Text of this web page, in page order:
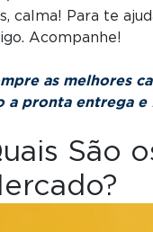
calma! Para te
Acompanhe!
as melhores
a pronta entrega e
São